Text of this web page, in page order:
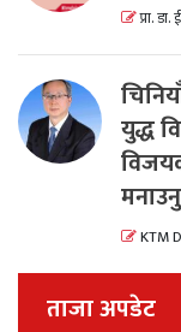
प्रा.
युद्ध
KTM
ताजा अपडेट